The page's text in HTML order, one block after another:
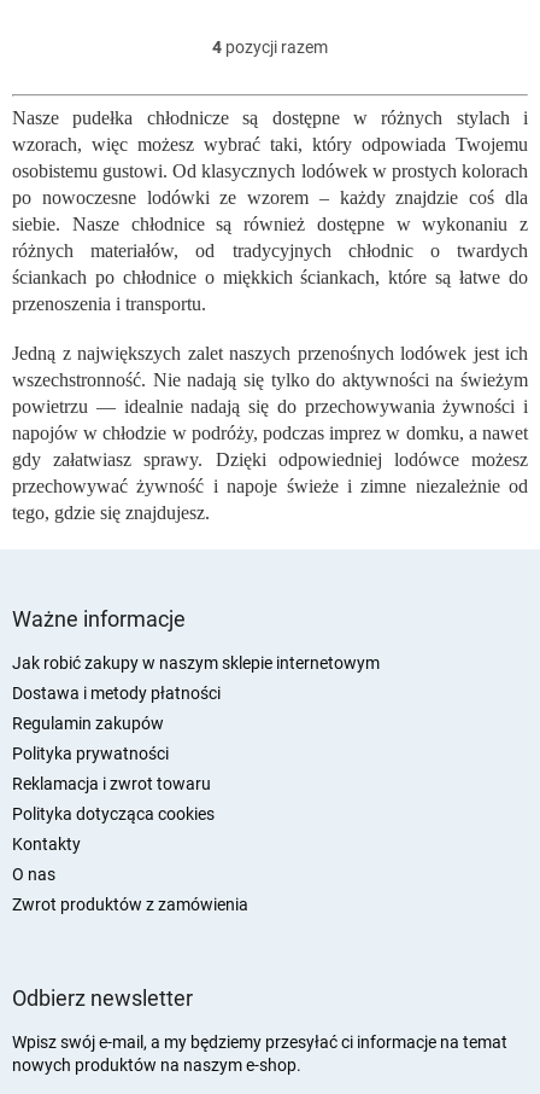
K
n
t
r
o
l
k
l
i
y
4 pozycji razem
Nasze pudełka chłodnicze są dostępne w różnych stylach i
wzorach, więc możesz wybrać taki, który odpowiada Twojemu
osobistemu gustowi. Od klasycznych lodówek w prostych kolorach
po nowoczesne lodówki ze wzorem – każdy znajdzie coś dla
siebie. Nasze chłodnice są również dostępne w wykonaniu z
różnych materiałów, od tradycyjnych chłodnic o twardych
ściankach po chłodnice o miękkich ściankach, które są łatwe do
przenoszenia i transportu.
Jedną z największych zalet naszych przenośnych lodówek jest ich
wszechstronność. Nie nadają się tylko do aktywności na świeżym
powietrzu — idealnie nadają się do przechowywania żywności i
napojów w chłodzie w podróży, podczas imprez w domku, a nawet
gdy załatwiasz sprawy. Dzięki odpowiedniej lodówce możesz
przechowywać żywność i napoje świeże i zimne niezależnie od
tego, gdzie się znajdujesz.
Ważne informacje
Jak robić zakupy w naszym sklepie internetowym
Dostawa i metody płatności
Regulamin zakupów
Polityka prywatności
Reklamacja i zwrot towaru
Polityka dotycząca cookies
Kontakty
O nas
Zwrot produktów z zamówienia
Odbierz newsletter
Wpisz swój e-mail, a my będziemy przesyłać ci informacje na temat
nowych produktów na naszym e-shop.